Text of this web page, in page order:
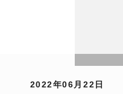
2022年06月22日